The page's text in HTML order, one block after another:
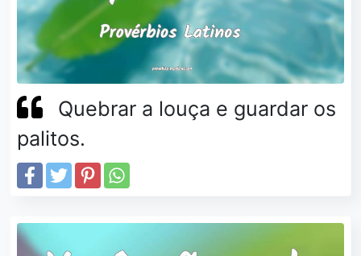
Quebrar a louça e guardar os
palitos.